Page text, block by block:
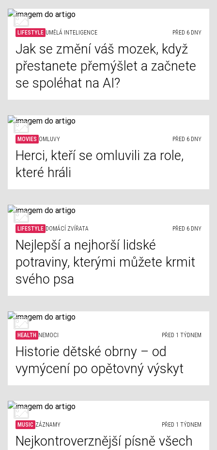
LIFESTYLE UMĚLÁ INTELIGENCE PŘED 6 DNY
Jak se změní váš mozek, když
přestanete přemýšlet a začnete
se spoléhat na AI?
MOVIES OMLUVY PŘED 6 DNY
Herci, kteří se omluvili za role,
které hráli
LIFESTYLE DOMÁCÍ ZVÍŘATA PŘED 6 DNY
Nejlepší a nejhorší lidské
potraviny, kterými můžete krmit
svého psa
HEALTH NEMOCI PŘED 1 TÝDNEM
Historie dětské obrny – od
vymýcení po opětovný výskyt
MUSIC ZÁZNAMY PŘED 1 TÝDNEM
Nejkontroverznější písně všech